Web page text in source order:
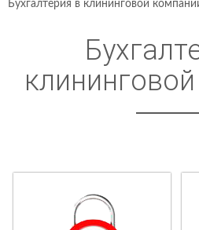
Бухгалтерия в клининговой